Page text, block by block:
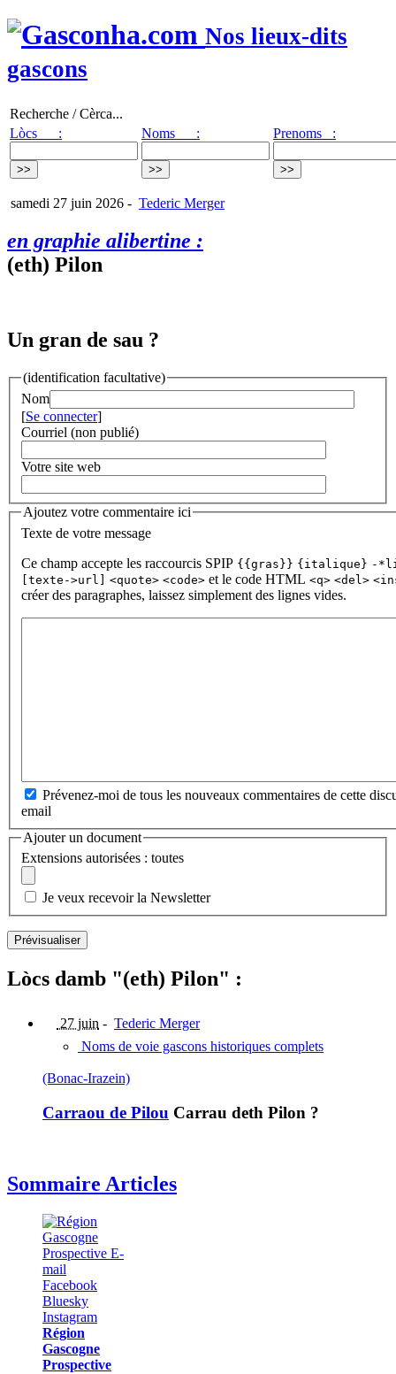
Nos lieux-dits
gascons
Recherche / Cèrca...
Lòcs :
Noms : Prenoms :
samedi 27 juin 2026 - Tederic Merger
en graphie alibertine :
(eth) Pilon
Un gran de sau ?
(identification facultative)
Nom
[Se connecter]
Courriel (non publié)
Votre site web
Ajoutez votre commentaire ici
Texte de votre message
Ce champ accepte les raccourcis SPIP {{gras}} {italique} -
[texte->url] <quote> <code> et le code HTML <q> <del>
créer des paragraphes, laissez simplement des lignes vides.
Prévenez-moi de tous les nouveaux commentaires de cette
email
Ajouter un document
Extensions autorisées : toutes
Je veux recevoir la Newsletter
Lòcs damb "(eth) Pilon" :
27 juin - Tederic Merger
Noms de voie gascons historiques complets
(Bonac-Irazein)
Carraou de Pilou Carrau deth Pilon ?
Sommaire Articles
Région
Gascogne
Prospective